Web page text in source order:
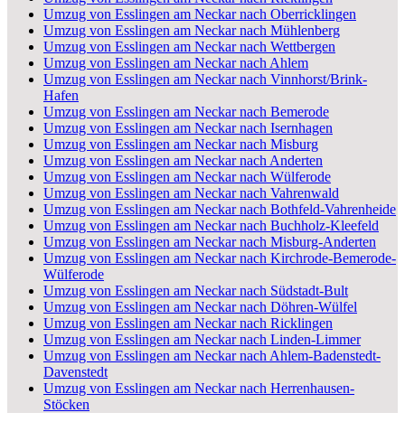
Umzug von Esslingen am Neckar nach Oberricklingen
Umzug von Esslingen am Neckar nach Mühlenberg
Umzug von Esslingen am Neckar nach Wettbergen
Umzug von Esslingen am Neckar nach Ahlem
Umzug von Esslingen am Neckar nach Vinnhorst/Brink-
Hafen
Umzug von Esslingen am Neckar nach Bemerode
Umzug von Esslingen am Neckar nach Isernhagen
Umzug von Esslingen am Neckar nach Misburg
Umzug von Esslingen am Neckar nach Anderten
Umzug von Esslingen am Neckar nach Wülferode
Umzug von Esslingen am Neckar nach Vahrenwald
Umzug von Esslingen am Neckar nach Bothfeld-Vahrenheide
Umzug von Esslingen am Neckar nach Buchholz-Kleefeld
Umzug von Esslingen am Neckar nach Misburg-Anderten
Umzug von Esslingen am Neckar nach Kirchrode-Bemerode-
Wülferode
Umzug von Esslingen am Neckar nach Südstadt-Bult
Umzug von Esslingen am Neckar nach Döhren-Wülfel
Umzug von Esslingen am Neckar nach Ricklingen
Umzug von Esslingen am Neckar nach Linden-Limmer
Umzug von Esslingen am Neckar nach Ahlem-Badenstedt-
Davenstedt
Umzug von Esslingen am Neckar nach Herrenhausen-
Stöcken